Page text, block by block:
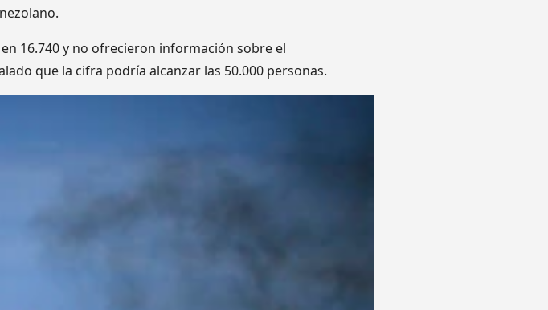
16.740 y no ofrecieron información sobre el
que la cifra podría alcanzar las 50.000 personas.